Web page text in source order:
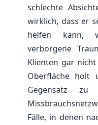
schlechte
wirklich, dass er
helfen kann,
verborgene
Klienten gar
Oberfläche holt
Gegensatz zu
Fälle, in denen